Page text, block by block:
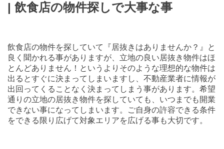
| 飲食店の物件探しで大事な事
飲食店の物件を探していて『居抜きはありませんか？』と
良く聞かれる事がありますが、立地の良い居抜き物件はほ
とんどありません！というよりそのような理想的な物件は
出るとすぐに決まってしまいますし、不動産業者に情報が
出回ってくることなく決まってしまう事があります。希望
通りの立地の居抜き物件を探していても、いつまでも開業
できない事になってしまいます。ご自身の許容できる条件
をできる限り広げて対象エリアを広げる事も大切です。